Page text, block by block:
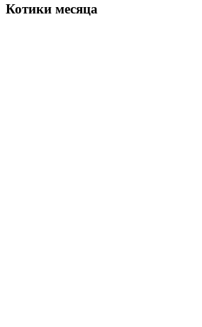
Котики месяца